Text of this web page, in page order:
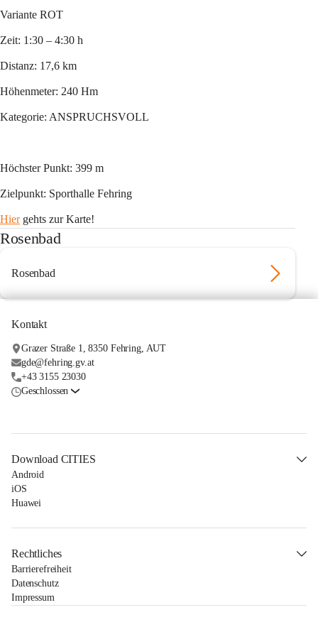
Variante ROT
Zeit: 1:30 – 4:30 h
Distanz: 17,6 km
Höhenmeter: 240 Hm
Kategorie: ANSPRUCHSVOLL
Höchster Punkt: 399 m
Zielpunkt: Sporthalle Fehring
Hier gehts zur Karte!
Rosenbad
Rosenbad
Kontakt
Grazer Straße 1, 8350 Fehring, AUT
gde@fehring.gv.at
+43 3155 23030
Geschlossen
Download CITIES
Android
iOS
Huawei
Rechtliches
Barrierefreiheit
Datenschutz
Impressum